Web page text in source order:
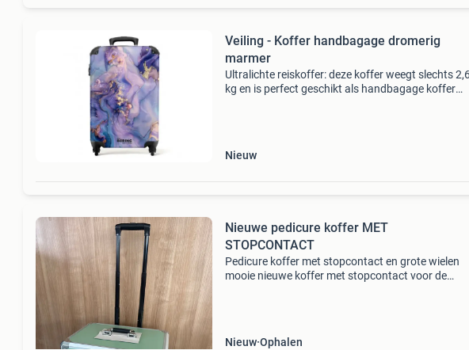
Veiling - Koffer handbagage dromerig
marmer
Ultralichte reiskoffer: deze koffer weegt slechts
kg en is perfect geschikt als handbagage koffer
Nieuw
Nieuwe pedicure koffer MET
STOPCONTACT
Pedicure koffer met stopcontact en grote wielen
mooie nieuwe koffer met stopcontact voor de
Nieuw Ophalen